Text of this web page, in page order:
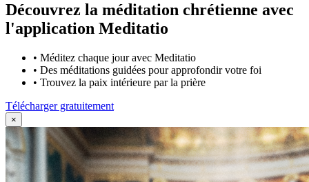
Découvrez la méditation chrétienne avec
l'application Meditatio
• Méditez chaque jour avec Meditatio
• Des méditations guidées pour approfondir votre foi
• Trouvez la paix intérieure par la prière
Télécharger gratuitement
×